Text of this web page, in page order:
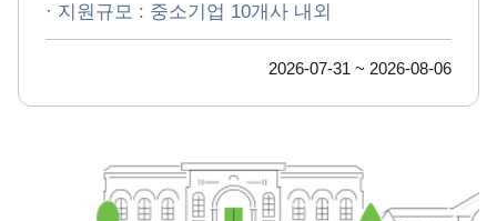
· 지원규모 : 중소기업 10개사 내외
2026-07-31 ~ 2026-08-06